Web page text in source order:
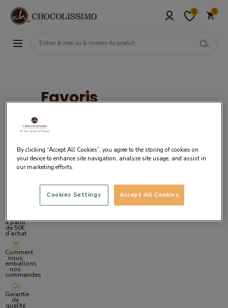
0 0
Favoris
Pas de produits disponibles
à partir
de 50€
d’achat
Comment
nous
emballons
nos
commandes
Garantie
de
qualité
By clicking “Accept All Cookies”, you agree to the storing of cookies on
your device to enhance site navigation, analyze site usage, and assist in
our marketing efforts.
Accept All Cookies
Cookies Settings